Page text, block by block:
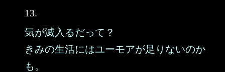
13.
気が滅入るだって？
きみの生活にはユーモアが足りないのか
も。